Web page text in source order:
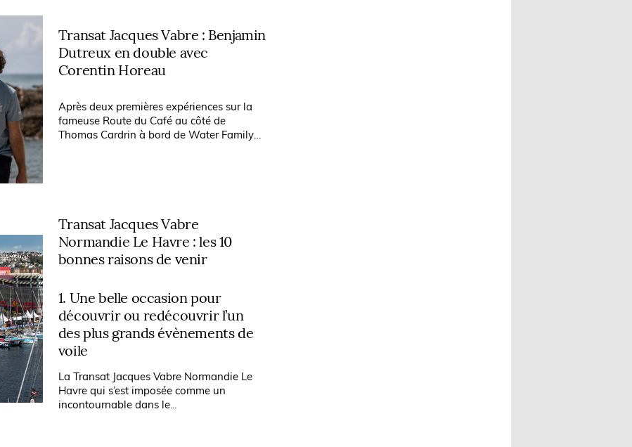
Transat Jacques Vabre : Benjamin
Dutreux en double avec
Corentin Horeau
Après deux premières expériences sur la
fameuse Route du Café au côté de
Thomas Cardrin à bord de Water Family
Transat Jacques Vabre
Normandie Le Havre : les 10
bonnes raisons de venir
1. Une belle occasion pour
découvrir ou redécouvrir l’un
des plus grands évènements de
voile
La Transat Jacques Vabre Normandie Le
Havre qui s’est imposée comme un
incontournable dans le...